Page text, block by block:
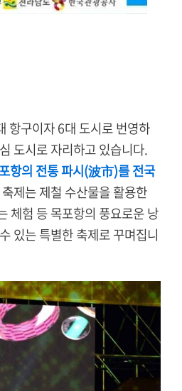
항구이자 6대 도시로 번영하
도시로 자리하고 있습니다.
항의 전통 파시(波市)를 전국
제는 제철 수산물을 활용한
체험 등 목포항의 풍요로운 낭
있는 특별한 축제로 꾸며집니